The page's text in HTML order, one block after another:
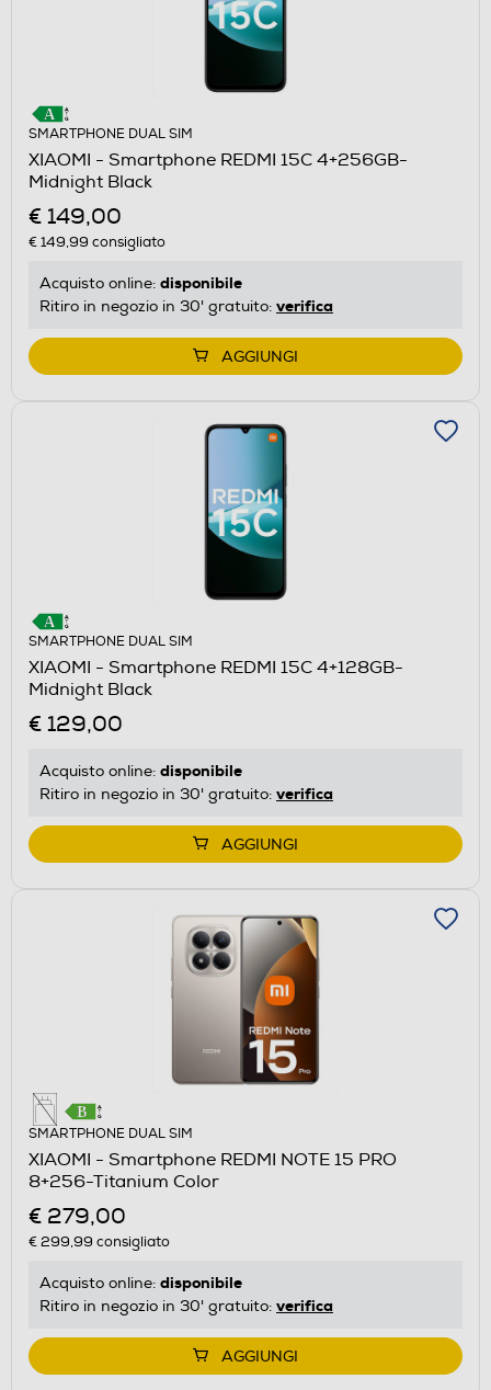
SMARTPHONE DUAL SIM
XIAOMI - Smartphone REDMI 15C 4+256GB-
Midnight Black
€ 149,00
€ 149,99 consigliato
Acquisto online: disponibile
Ritiro in negozio in 30' gratuito: verifica
AGGIUNGI
SMARTPHONE DUAL SIM
XIAOMI - Smartphone REDMI 15C 4+128GB-
Midnight Black
€ 129,00
Acquisto online: disponibile
Ritiro in negozio in 30' gratuito: verifica
AGGIUNGI
SMARTPHONE DUAL SIM
XIAOMI - Smartphone REDMI NOTE 15 PRO
8+256-Titanium Color
€ 279,00
€ 299,99 consigliato
Acquisto online: disponibile
Ritiro in negozio in 30' gratuito: verifica
AGGIUNGI